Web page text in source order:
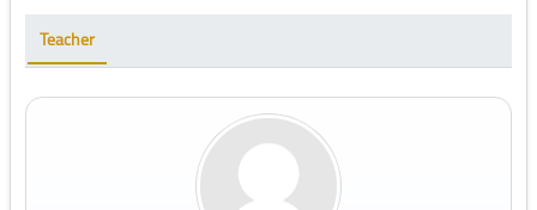
Teacher